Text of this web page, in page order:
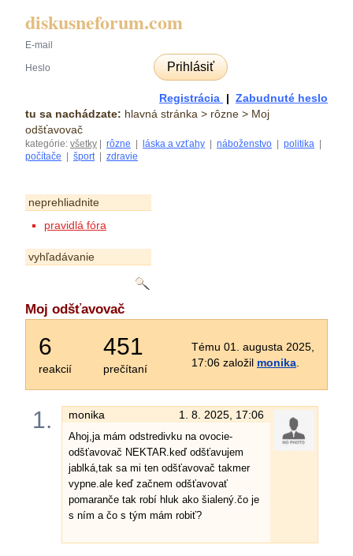
diskusneforum.com
Prihlásiť
Registrácia | Zabudnuté heslo
tu sa nachádzate: hlavná stránka > rôzne > Moj
odšťavovač
kategórie: všetky rôzne láska a vzťahy náboženstvo politika
počítače
šport| zdravie
neprehliadnite
pravidlá fóra
vyhľadávanie
Moj odšťavovač
6
reakcií
451
prečítaní
Tému 01. augusta 2025,
17:06 založil monika
1. monika 1. 8. 2025, 17:06
Ahoj,ja mám odstredivku na ovocie-
odšťavovač NEKTAR.keď odšťavujem
jablká,tak sa mi ten odšťavovač takmer
vypne.ale keď začnem odšťavovať
pomaranče tak robí hluk ako šialený.čo je
s ním a čo s tým mám robiť?